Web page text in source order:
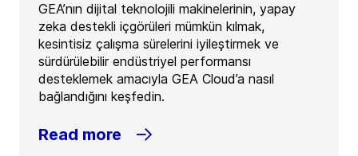
GEA’nın dijital teknolojili makinelerinin, yapay
zeka destekli içgörüleri mümkün kılmak,
kesintisiz çalışma sürelerini iyileştirmek ve
sürdürülebilir endüstriyel performansı
desteklemek amacıyla GEA Cloud’a nasıl
bağlandığını keşfedin.
Read more